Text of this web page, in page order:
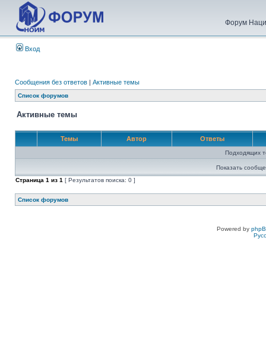
Форум
Вход
Сообщения без ответов | Активные темы
Список форумов
Активные темы
Темы Автор Ответы
Подходящих
Показать
Страница 1 из 1 [ Результатов поиска: 0 ]
Список форумов
Powered by